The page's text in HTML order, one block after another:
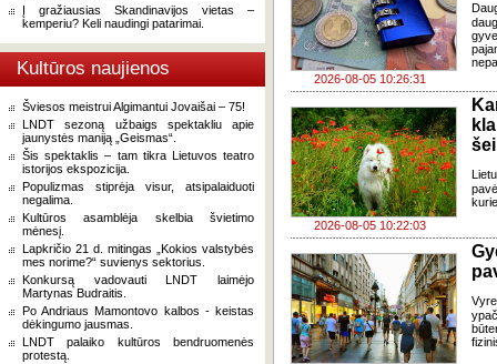
Į gražiausias Skandinavijos vietas –
kemperiu? Keli naudingi patarimai.
Kultūros naujienos
Šviesos meistrui Algimantui Jovaišai – 75!
LNDT sezoną užbaigs spektakliu apie
jaunystės maniją „Geismas“.
Šis spektaklis – tam tikra Lietuvos teatro
istorijos ekspozicija.
Populizmas stiprėja visur, atsipalaiduoti
negalima.
Kultūros asamblėja skelbia švietimo
mėnesį.
Lapkričio 21 d. mitingas „Kokios valstybės
mes norime?“ suvienys sektorius.
Konkursą vadovauti LNDT laimėjo
Martynas Budraitis.
Po Andriaus Mamontovo kalbos - keistas
dėkingumo jausmas.
LNDT palaiko kultūros bendruomenės
protestą.
2026-08-05 10:26:31
2026-08-05 10:22:03